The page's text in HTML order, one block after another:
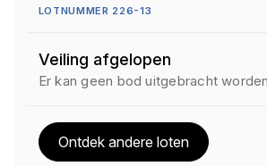
LOTNUMMER 226-13
Veiling afgelopen
Er kan geen bod uitgebracht
Ontdek andere loten